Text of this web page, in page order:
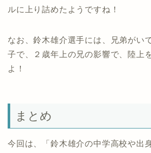
ルに上り詰めたようですね！
なお、鈴木雄介選手には、兄弟がい
子で、２歳年上の兄の影響で、陸上
よ！
まとめ
今回は、「鈴木雄介の中学高校や出